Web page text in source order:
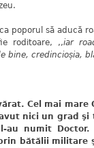
poporul să aducă
roditoare, ,,iar
bine, credincioșia,
Cel mai mare
nici un grad
numit
bătălii militare